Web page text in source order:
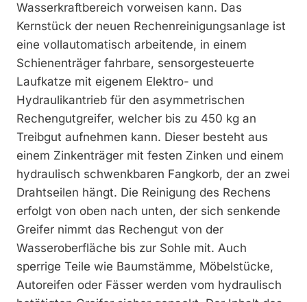
Wasserkraftbereich vorweisen kann. Das
Kernstück der neuen Rechenreinigungsanlage ist
eine vollautomatisch arbeitende, in einem
Schienenträger fahrbare, sensorgesteuerte
Laufkatze mit eigenem Elektro- und
Hydraulikantrieb für den asymmetrischen
Rechengutgreifer, welcher bis zu 450 kg an
Treibgut aufnehmen kann. Dieser besteht aus
einem Zinkenträger mit festen Zinken und einem
hydraulisch schwenkbaren Fangkorb, der an zwei
Drahtseilen hängt. Die Reinigung des Rechens
erfolgt von oben nach unten, der sich senkende
Greifer nimmt das Rechengut von der
Wasseroberfläche bis zur Sohle mit. Auch
sperrige Teile wie Baumstämme, Möbelstücke,
Autoreifen oder Fässer werden vom hydraulisch